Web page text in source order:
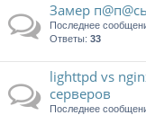
Замер
Последнее
Ответы: 33
lighttpd vs
серверов
Последнее